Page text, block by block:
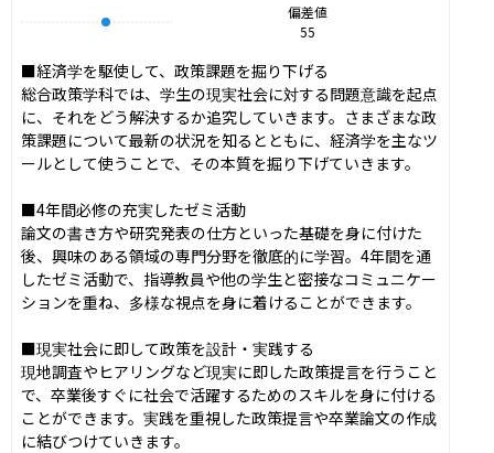
偏差値
55
■経済学を駆使して、政策課題を掘り下げる
総合政策学科では、学生の現実社会に対する問題意識を起点
に、それをどう解決するか追究していきます。さまざまな政
策課題について最新の状況を知るとともに、経済学を主なツ
ールとして使うことで、その本質を掘り下げていきます。
■4年間必修の充実したゼミ活動
論文の書き方や研究発表の仕方といった基礎を身に付けた
後、興味のある領域の専門分野を徹底的に学習。4年間を通
したゼミ活動で、指導教員や他の学生と密接なコミュニケー
ションを重ね、多様な視点を身に着けることができます。
■現実社会に即して政策を設計・実践する
現地調査やヒアリングなど現実に即した政策提言を行うこと
で、卒業後すぐに社会で活躍するためのスキルを身に付ける
ことができます。実践を重視した政策提言や卒業論文の作成
に結びつけていきます。